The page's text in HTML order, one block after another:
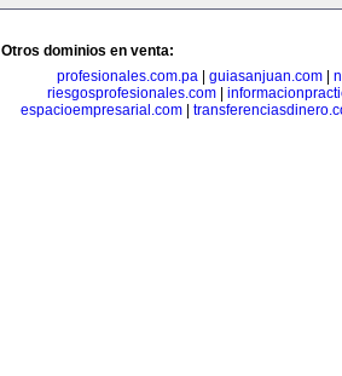
Otros dominios en venta:
profesionales.com.pa
guiasanjuan.com
riesgosprofesionales.com
espacioempresarial.com